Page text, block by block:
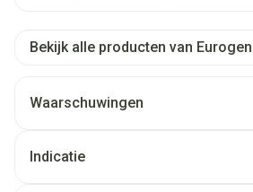
Bekijk alle producten van
Waarschuwingen
Indicatie